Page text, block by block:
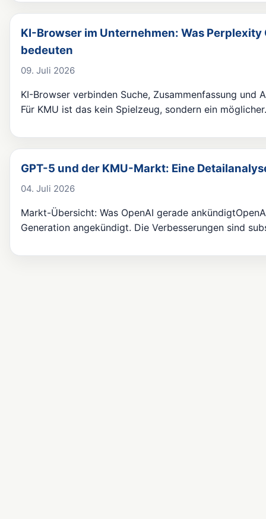
KI-Browser im Unternehmen: Was
bedeuten
09. Juli 2026
KI-Browser verbinden Suche, Zusammenfassung
Für KMU ist das kein Spielzeug, sondern ein
GPT-5 und der KMU-Markt: Eine
04. Juli 2026
Markt-Übersicht: Was OpenAI gerade
Generation angekündigt. Die Verbesserungen sind